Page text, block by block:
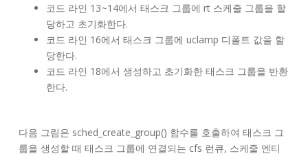
코드 라인 13~14에서 태스크 그룹에 rt 스케줄 그룹을 할
당하고 초기화한다.
코드 라인 16에서 태스크 그룹에 uclamp 디폴트 값을 할
당한다.
코드 라인 18에서 생성하고 초기화한 태스크 그룹을 반환
한다.
다음 그림은 sched_create_group() 함수를 호출하여 태스크 그
룹을 생성할 때 태스크 그룹에 연결되는 cfs 런큐, 스케줄 엔티